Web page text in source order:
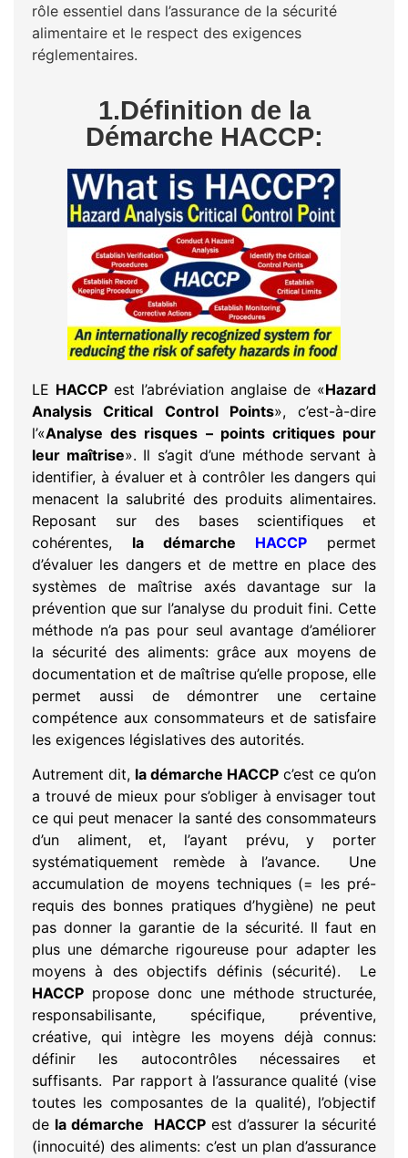
rôle essentiel dans l’assurance de la sécurité
alimentaire et le respect des exigences
réglementaires.
1.Définition de la
Démarche HACCP:
LE HACCP est l’abréviation anglaise de «Hazard
Analysis Critical Control Points», c’est-à-dire
l’«Analyse des risques – points critiques pour
leur maîtrise». Il s’agit d’une méthode servant à
identifier, à évaluer et à contrôler les dangers qui
menacent la salubrité des produits alimentaires.
Reposant sur des bases scientifiques et
cohérentes, la démarche HACCP permet
d’évaluer les dangers et de mettre en place des
systèmes de maîtrise axés davantage sur la
prévention que sur l’analyse du produit fini. Cette
méthode n’a pas pour seul avantage d’améliorer
la sécurité des aliments: grâce aux moyens de
documentation et de maîtrise qu’elle propose, elle
permet aussi de démontrer une certaine
compétence aux consommateurs et de satisfaire
les exigences législatives des autorités.
Autrement dit, la démarche HACCP c’est ce qu’on
a trouvé de mieux pour s’obliger à envisager tout
ce qui peut menacer la santé des consommateurs
d’un aliment, et, l’ayant prévu, y porter
systématiquement remède à l’avance. Une
accumulation de moyens techniques (= les pré-
requis des bonnes pratiques d’hygiène) ne peut
pas donner la garantie de la sécurité. Il faut en
plus une démarche rigoureuse pour adapter les
moyens à des objectifs définis (sécurité). Le
HACCP propose donc une méthode structurée,
responsabilisante, spécifique, préventive,
créative, qui intègre les moyens déjà connus:
définir les autocontrôles nécessaires et
suffisants. Par rapport à l’assurance qualité (vise
toutes les composantes de la qualité), l’objectif
de la démarche HACCPest d’assurer la sécurité
(innocuité) des aliments: c’est un plan d’assurance